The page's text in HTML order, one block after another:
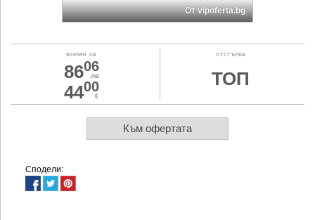
От vipoferta.bg
вземи за
8606
лв
4400
€
отстъпка
ТОП
Към офертата
Сподели: